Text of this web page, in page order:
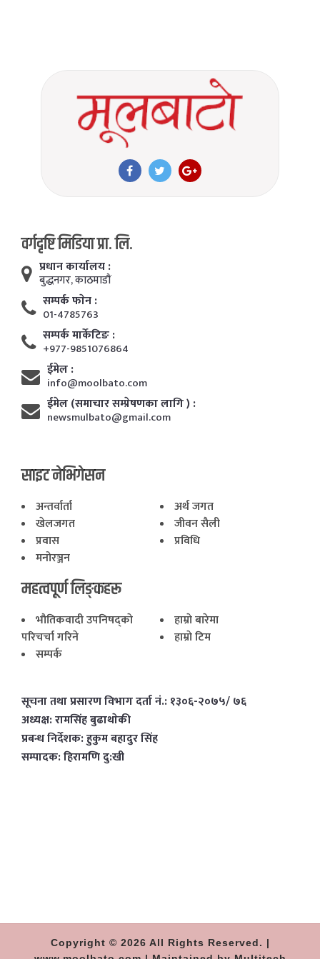
वर्गदृष्टि मिडिया प्रा. लि.
प्रधान कार्यालय :
बुद्धनगर, काठमाडाैं
सम्पर्क फाेन :
01-4785763
सम्पर्क मार्केटिङ :
+977-9851076864
ईमेल :
info@moolbato.com
ईमेल (समाचार सम्प्रेषणका लागि ) :
newsmulbato@gmail.com
साइट नेभिगेसन
अन्तर्वार्ता
अर्थ जगत
खेलजगत
जीवन सैली
प्रवास
प्रविधि
मनोरञ्जन
महत्वपूर्ण लिङ्कहरू
भाैतिकवादी उपनिषद्काे
परिचर्चा गरिने
हाम्राे बारेमा
हाम्राे टिम
सम्पर्क
सूचना तथा प्रसारण विभाग दर्ता नं.: १३०६-२०७५/ ७६
अध्यक्ष: रामसिंह बुढाथाेकी
प्रबन्ध निर्देशक: हुकुम बहादुर सिंह
सम्पादक: हिरामणि दु:खी
Copyright © 2026 All Rights Reserved. |